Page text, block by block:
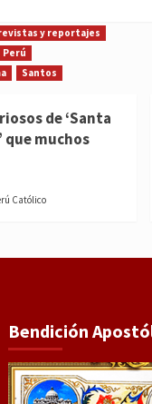
y reportajes
Perú
Santos
de ‘Santa
que muchos
Católico
Bendición